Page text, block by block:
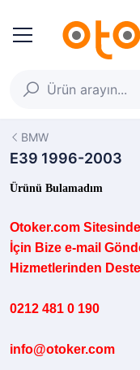
BMW
E39 1996-2003
Ürünü Bulamadım
Otoker.com Sitesinde
İçin Bize e-mail
Hizmetlerinden
0212 481 0 190
info@otoker.com